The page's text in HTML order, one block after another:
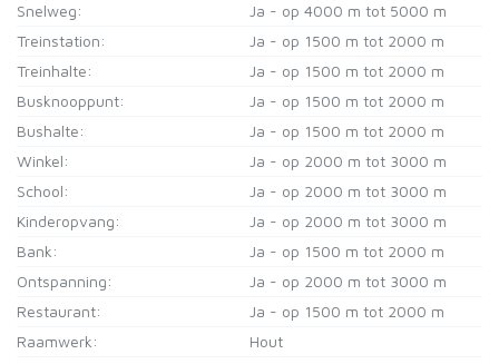
Snelweg:
Ja - op 4000 m tot 5000 m
Treinstation:
Ja - op 1500 m tot 2000 m
Treinhalte:
Ja - op 1500 m tot 2000 m
Busknooppunt:
Ja - op 1500 m tot 2000 m
Bushalte:
Ja - op 1500 m tot 2000 m
Winkel:
Ja - op 2000 m tot 3000 m
School:
Ja - op 2000 m tot 3000 m
Kinderopvang:
Ja - op 2000 m tot 3000 m
Bank:
Ja - op 1500 m tot 2000 m
Ontspanning:
Ja - op 2000 m tot 3000 m
Restaurant:
Ja - op 1500 m tot 2000 m
Raamwerk:
Hout